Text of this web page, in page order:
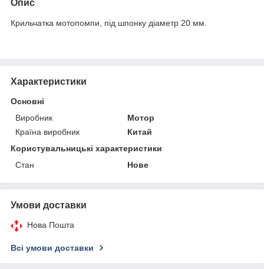
Опис
Крильчатка мотопомпи, під шпонку діаметр 20 мм.
Характеристики
Основні
Виробник
Мотор
Країна виробник
Китай
Користувальницькі характеристики
Стан
Нове
Умови доставки
Нова Пошта
Всі умови доставки